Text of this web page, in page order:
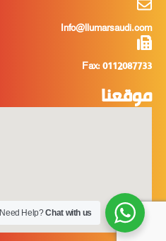
موقعنا
Info@llumarsaudi.com
Fax: 0112087733
Need Help?Chat with us